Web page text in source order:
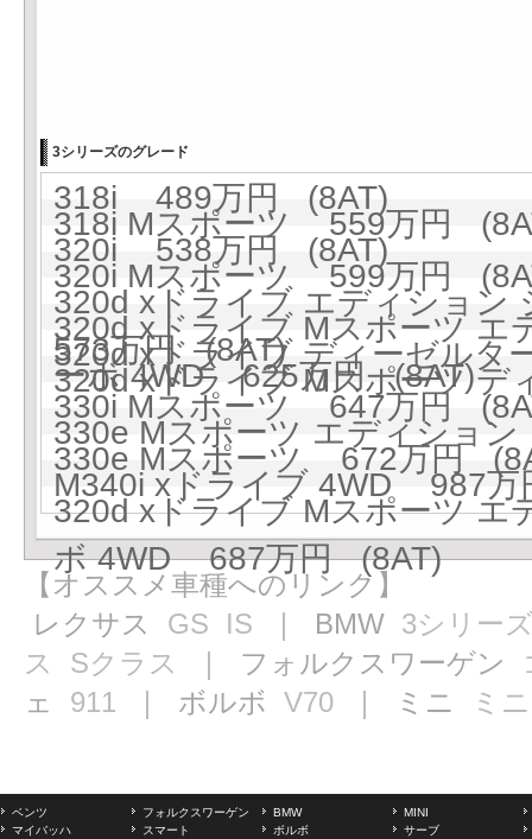
3シリーズのグレード
318i 489万円 (8AT)
318i Mスポーツ 559万円
320i 538万円 (8AT)
320i Mスポーツ 599万円
320d xドライブ エディショ
573万円 (8AT)
320d xドライブ Mスポーツ エ
ーボ 4WD 625万円 (8AT)
320d xドライブ ディーゼル
320d xドライブ Mスポーツ
330i Mスポーツ 647万円
330e Mスポーツ エディショ
330e Mスポーツ 672万円
M340i xドライブ 4WD 987
320d xドライブ Mスポーツ エ
ボ 4WD 687万円 (8AT)
【オススメ車種へのリンク】
レクサス GS IS ｜ BMW 3シリー
ス
Sクラス ｜ フォルクスワーゲン
ェ 911 ｜ ボルボ V70 ｜ ミニ ミニ
ベンツ フォルクスワーゲン BMW
MINI
マイバッハ
スマート ボルボ
サーブ